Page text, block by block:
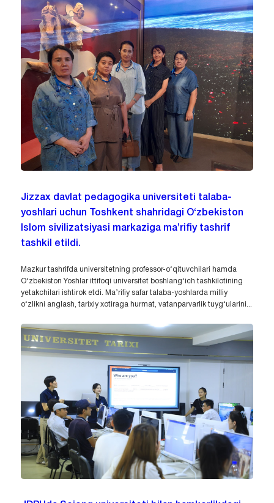
Jizzax davlat pedagogika universiteti talaba-
yoshlari uchun Toshkent shahridagi O‘zbekiston
Islom sivilizatsiyasi markaziga ma’rifiy tashrif
tashkil etildi.
Mazkur tashrifda universitetning professor-o‘qituvchilari hamda
O‘zbekiston Yoshlar ittifoqi universitet boshlang‘ich tashkilotining
yetakchilari ishtirok etdi. Ma’rifiy safar talaba-yoshlarda milliy
o‘zlikni anglash, tarixiy xotiraga hurmat, vatanparvarlik tuyg‘ularini...